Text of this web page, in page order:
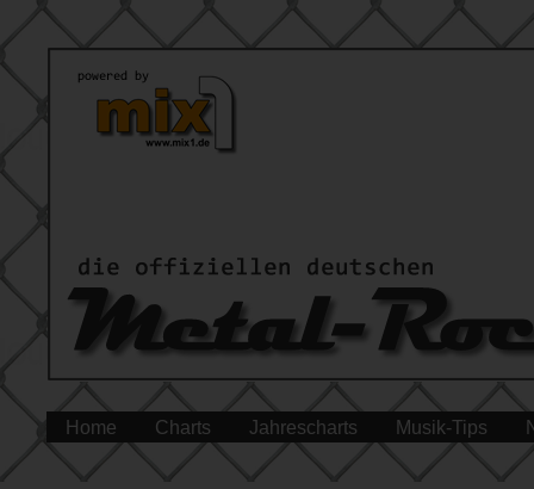
Home Charts Jahrescharts Musik-Tips